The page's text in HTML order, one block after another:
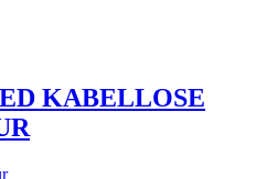
KABELLOSE